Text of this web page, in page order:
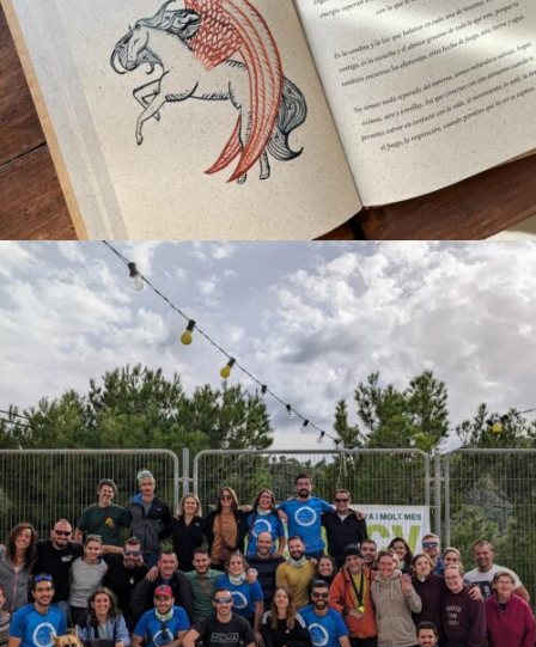
TROBADA ESCALADORS FEMECV · CREM
Disseny i matéria / Identitat i relat